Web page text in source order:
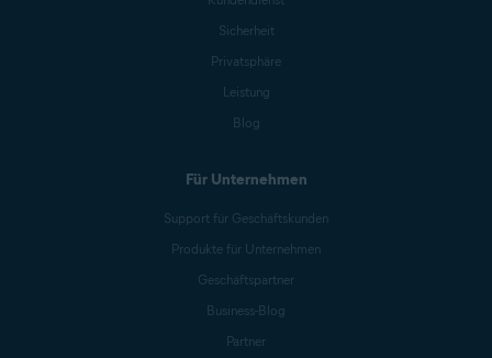
Sicherheit
Privatsphäre
Leistung
Blog
Für Unternehmen
Support für Geschäftskunden
Produkte für Unternehmen
Geschäftspartner
Business-Blog
Partner